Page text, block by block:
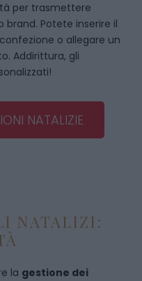
per trasmettere
brand. Potete inserire il
o allegare un
Addirittura, gli
NATALIZIE
NATALIZI:
la gestione dei